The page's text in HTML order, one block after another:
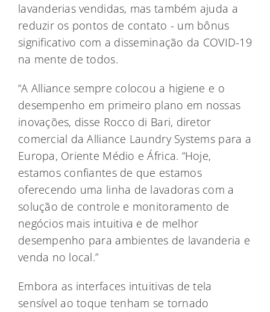
lavanderias vendidas, mas também ajuda a
reduzir os pontos de contato - um bônus
significativo com a disseminação da COVID-19
na mente de todos.
“A Alliance sempre colocou a higiene e o
desempenho em primeiro plano em nossas
inovações, disse Rocco di Bari, diretor
comercial da Alliance Laundry Systems para a
Europa, Oriente Médio e África. “Hoje,
estamos confiantes de que estamos
oferecendo uma linha de lavadoras com a
solução de controle e monitoramento de
negócios mais intuitiva e de melhor
desempenho para ambientes de lavanderia e
venda no local.”
Embora as interfaces intuitivas de tela
sensível ao toque tenham se tornado